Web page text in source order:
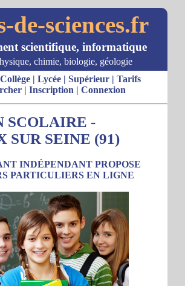
de-sciences.fr
scientifique, informatique
chimie, biologie, géologie
Collège| Lycée| Supérieur| Tarifs
| Inscription | Connexion
SCOLAIRE -
SUR SEINE (91)
INDÉPENDANT PROPOSE
PARTICULIERS EN LIGNE